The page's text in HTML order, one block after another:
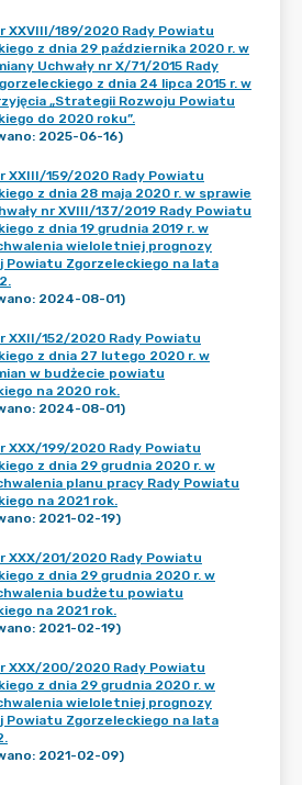
XXVIII/189/2020 Rady Powiatu
z dnia 29 października 2020 r. w
Uchwały nr X/71/2015 Rady
z dnia 24 lipca 2015 r. w
„Strategii Rozwoju Powiatu
do 2020 roku”.
2025-06-16)
XXIII/159/2020 Rady Powiatu
z dnia 28 maja 2020 r. w sprawie
nr XVIII/137/2019 Rady Powiatu
z dnia 19 grudnia 2019 r. w
wieloletniej prognozy
Powiatu Zgorzeleckiego na lata
2024-08-01)
XXII/152/2020 Rady Powiatu
z dnia 27 lutego 2020 r. w
w budżecie powiatu
na 2020 rok.
2024-08-01)
XXX/199/2020 Rady Powiatu
z dnia 29 grudnia 2020 r. w
planu pracy Rady Powiatu
na 2021 rok.
2021-02-19)
XXX/201/2020 Rady Powiatu
z dnia 29 grudnia 2020 r. w
budżetu powiatu
na 2021 rok.
2021-02-19)
XXX/200/2020 Rady Powiatu
z dnia 29 grudnia 2020 r. w
wieloletniej prognozy
Powiatu Zgorzeleckiego na lata
2021-02-09)